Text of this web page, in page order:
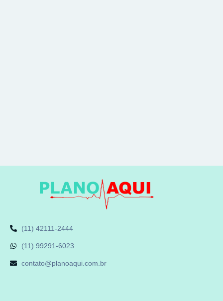
(11) 42111-2444
(11) 99291-6023
contato@planoaqui.com.br